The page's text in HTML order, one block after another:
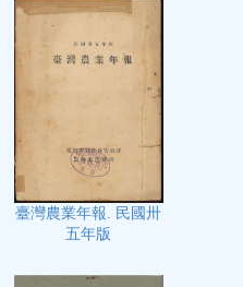
臺灣農業年報. 民國卅
五年版